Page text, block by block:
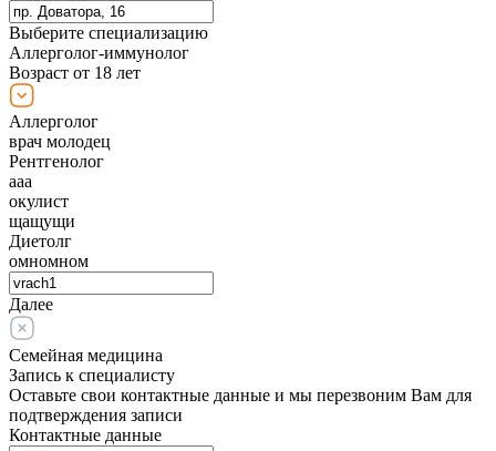
Выберите специализацию
Аллерголог-иммунолог
Возраст от 18 лет
Аллерголог
врач молодец
Рентгенолог
ааа
окулист
щащущи
Диетолг
омномном
Далее
Семейная медицина
Запись к специалисту
Оставьте свои контактные данные и мы перезвоним Вам для
подтверждения записи
Контактные данные